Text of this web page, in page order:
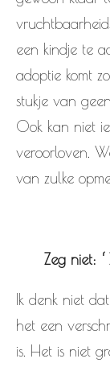
een kindje te
adoptie komt
stukje van
Ook kan niet
veroorloven.
van zulke
Zeg niet:
Ik denk niet
het een
is. Het is niet